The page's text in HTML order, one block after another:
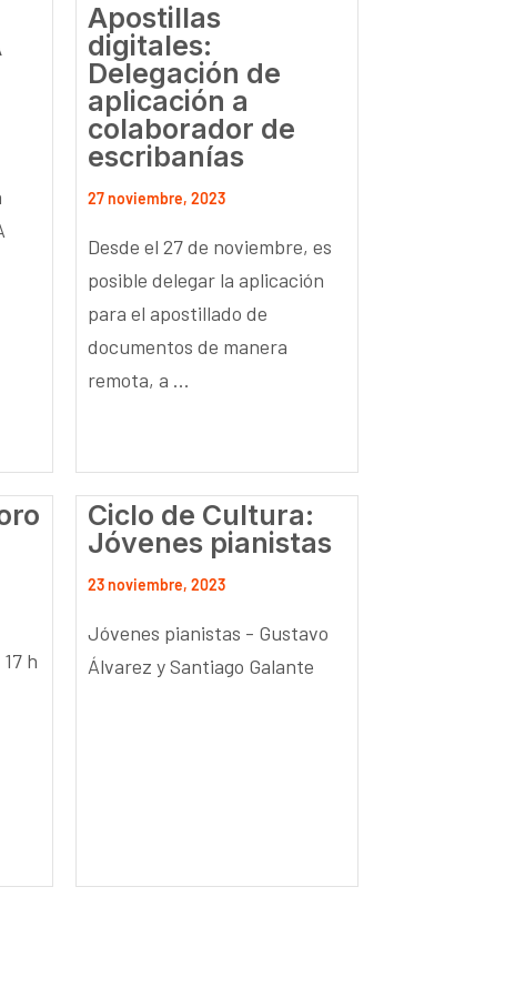
Apostillas
digitales:
Delegación de
aplicación a
colaborador de
escribanías
27 noviembre, 2023
Desde el 27 de noviembre, es
posible delegar la aplicación
para el apostillado de
documentos de manera
remota, a ...
h
Ciclo de Cultura:
Jóvenes pianistas
23 noviembre, 2023
Jóvenes pianistas - Gustavo
Álvarez y Santiago Galante